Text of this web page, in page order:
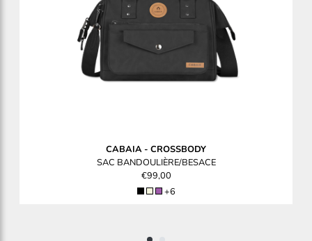
CABAIA- CROSSBODY
SAC BANDOULIÈRE/BESACE
€99,00
+6